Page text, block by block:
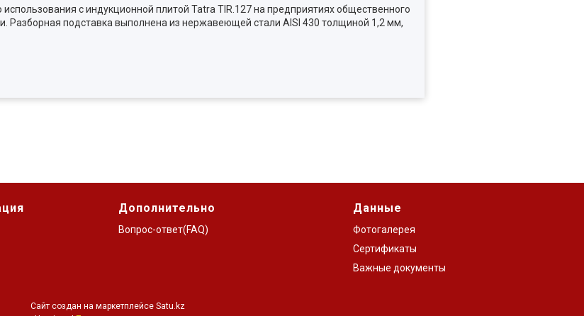
с индукционной плитой Tatra TIR.127 на предприятиях общественного
Разборная подставка выполнена из нержавеющей стали AISI 430 толщиной 1,2 мм,
Дополнительно
Вопрос-ответ(FAQ)
Данные
Фотогалерея
Сертификаты
Важные документы
Сайт создан на маркетплейсе Satu.kz